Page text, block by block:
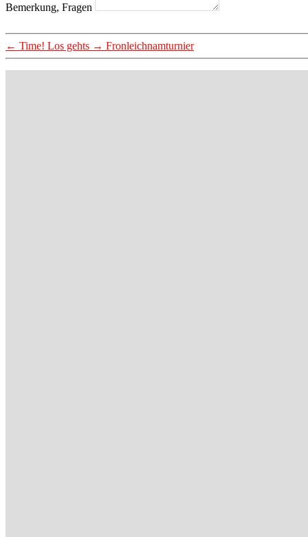
Bemerkung, Fragen
← Time! Los gehts → Fronleichnamturnier